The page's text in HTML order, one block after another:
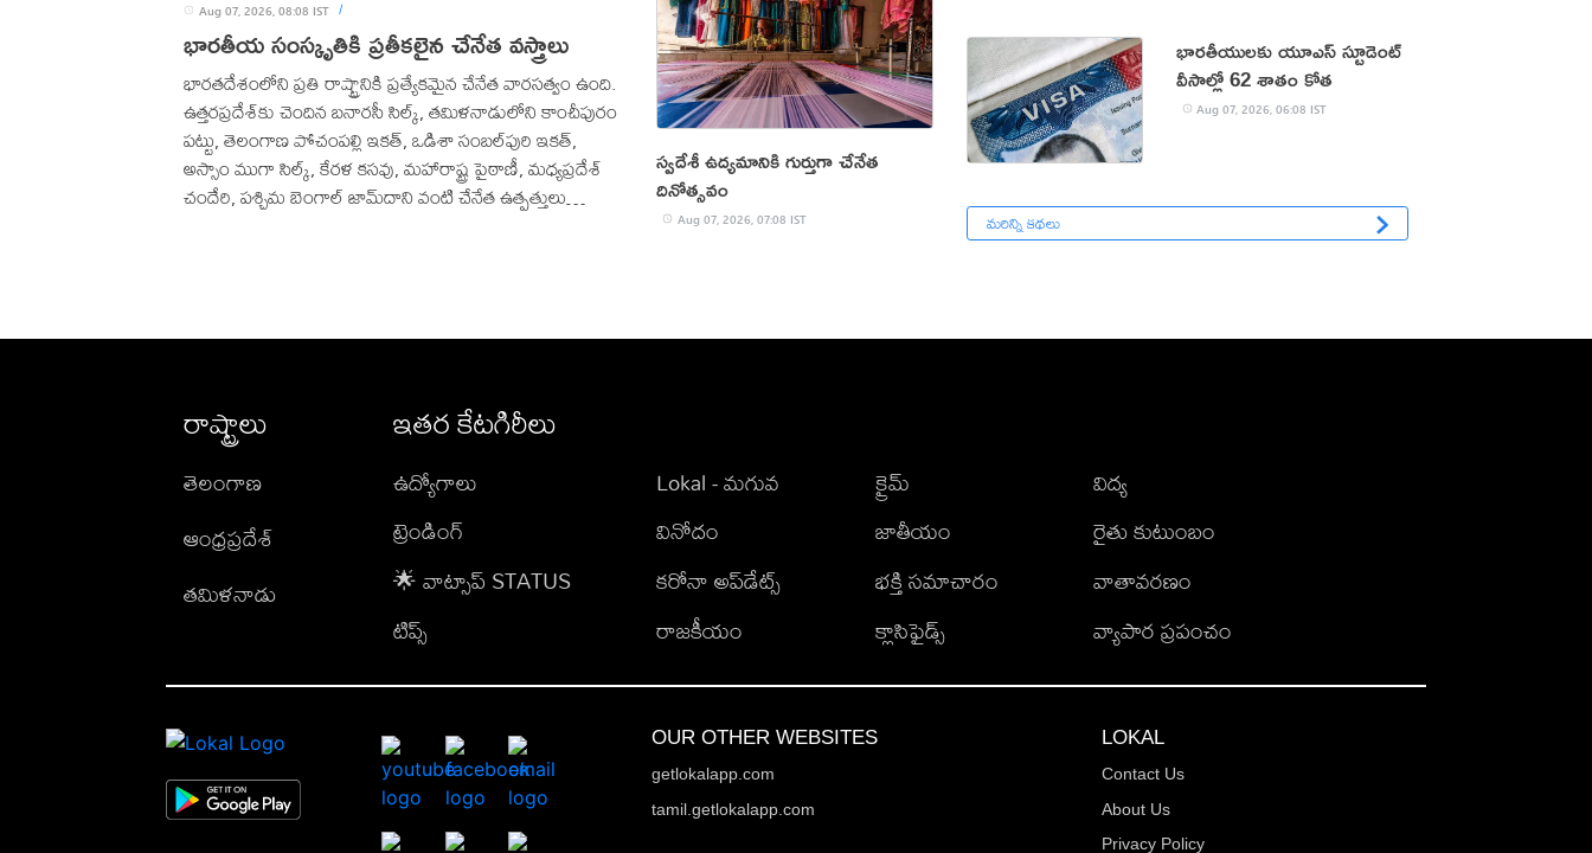
Aug 07, 2026, 08:08 IST /
భారతీయ సంస్కృతికి ప్రతీకలైన చేనేత వస్త్రాలు
భారతదేశంలోని ప్రతి రాష్ట్రానికి ప్రత్యేకమైన చేనేత వారసత్వం ఉంది.
ఉత్తరప్రదేశ్‌కు చెందిన బనారసీ సిల్క్, తమిళనాడులోని కాంచీపురం
పట్టు, తెలంగాణ పోచంపల్లి ఇకత్, ఒడిశా సంబల్‌పురి ఇకత్,
అస్సాం ముగా సిల్క్, కేరళ కసవు, మహారాష్ట్ర పైఠాణీ, మధ్యప్రదేశ్
చందేరి, పశ్చిమ బెంగాల్ జామ్‌దాని వంటి చేనేత ఉత్పత్తులు
స్వదేశీ ఉద్యమానికి గుర్తుగా చేనేత
దినోత్సవం
Aug 07, 2026, 07:08 IST
భారతీయులకు యూఎస్ స్టూడెంట్
వీసాల్లో 62 శాతం కోత
Aug 07, 2026, 06:08 IST
మరిన్ని కథలు
రాష్ట్రాలు
తెలంగాణ
ఆంధ్రప్రదేశ్
తమిళనాడు
ఇతర కేటగిరీలు
ఉద్యోగాలు
ట్రెండింగ్
🌟 వాట్సాప్ STATUS
టిప్స్
Lokal - మగువ
వినోదం
కరోనా అప్‌డేట్స్
రాజకీయం
క్రైమ్
జాతీయం
భక్తి సమాచారం
క్లాసిఫైడ్స్
విద్య
రైతు కుటుంబం
వాతావరణం
వ్యాపార ప్రపంచం
OUR OTHER WEBSITES
getlokalapp.com
tamil.getlokalapp.com
LOKAL
Contact Us
About Us
Privacy Policy